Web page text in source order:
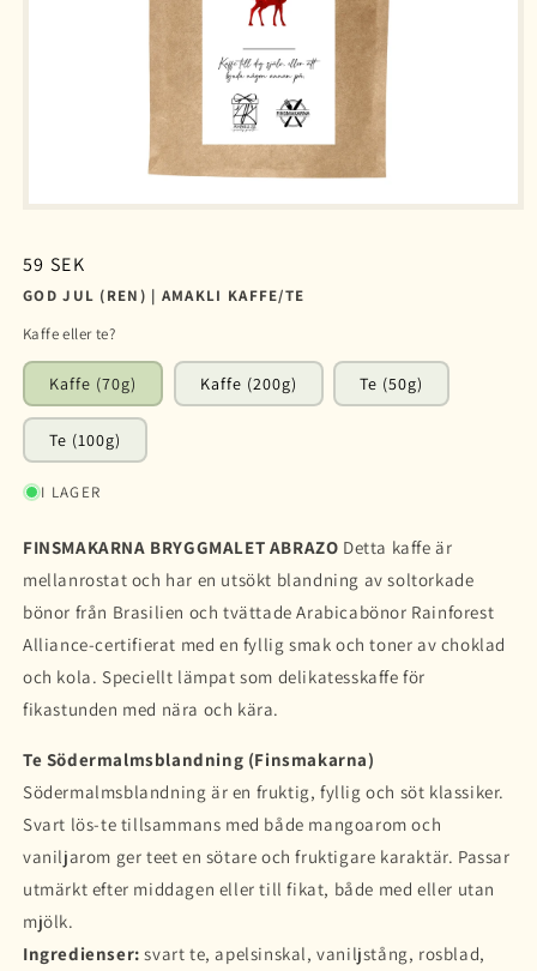
Ordinarie
pris
59 SEK
GOD JUL (REN) | AMAKLI KAFFE/TE
Kaffe eller te?
Kaffe (70g) Kaffe (200g) Te (50g)
Te (100g)
I LAGER
FINSMAKARNA BRYGGMALET ABRAZO Detta kaffe är
mellanrostat och har en utsökt blandning av soltorkade
bönor från Brasilien och tvättade Arabicabönor Rainforest
Alliance-certifierat med en fyllig smak och toner av choklad
och kola. Speciellt lämpat som delikatesskaffe för
fikastunden med nära och kära.
Te Södermalmsblandning (Finsmakarna)
Södermalmsblandning är en fruktig, fyllig och söt klassiker.
Svart lös-te tillsammans med både mangoarom och
vaniljarom ger teet en sötare och fruktigare karaktär. Passar
utmärkt efter middagen eller till fikat, både med eller utan
mjölk.
Ingredienser: svart te, apelsinskal, vaniljstång, rosblad,